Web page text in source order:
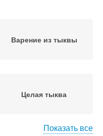
Варение из тыквы
Целая тыква
Показать все